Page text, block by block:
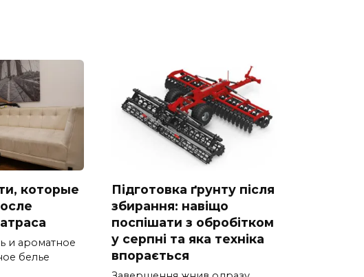
которые
и ароматное
белье
Підготовка ґрунту після
збирання: навіщо
поспішати з обробітком
у серпні та яка техніка
впорається